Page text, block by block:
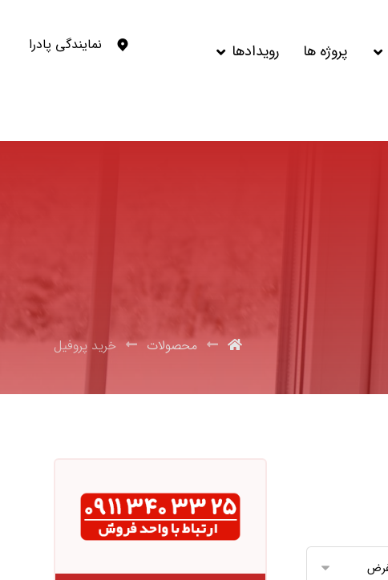
پروژه ها
رویدادها
نمایندگی پادرا
محصولات خرید پروفیل